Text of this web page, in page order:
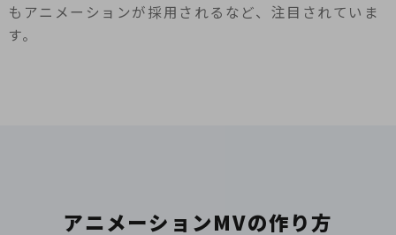
もアニメーションが採用されるなど、注目されていま
す。
アニメーションMVの作り方